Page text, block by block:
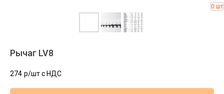
Рычаг LV8
274 р/шт c НДС